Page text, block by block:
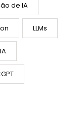
de IA
LLMs